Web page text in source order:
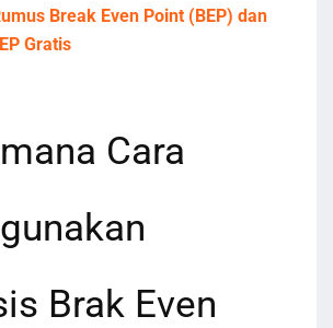
Break Even Point (BEP) dan
Gratis
Cara
Brak Even